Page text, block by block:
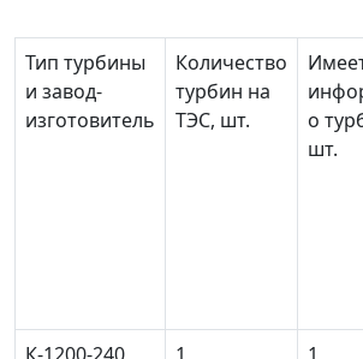
Тип турбины
и завод-
изготовитель
Количество
турбин на
ТЭС, шт.
о
шт.